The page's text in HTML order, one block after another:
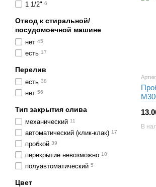
В
1 1/2" 6
Отвод к стиральной/
посудомоечной машине
нет 45
есть 17
Перелив
есть 38
нет 56
Тип закрытия слива
механический 11
автоматический (клик-клак) 17
пробкой 39
перекрытие невозможно 10
полуавтоматический 5
Цвет